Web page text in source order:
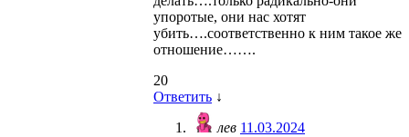
упоротые, они нас хотят
убить….соответственно к ним такое же
отношение…….
20
Ответить ↓
лев 11.03.2024